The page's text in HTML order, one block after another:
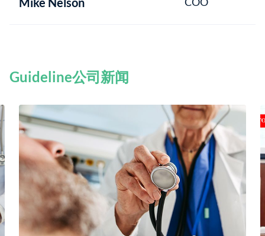
Guideline公司新闻